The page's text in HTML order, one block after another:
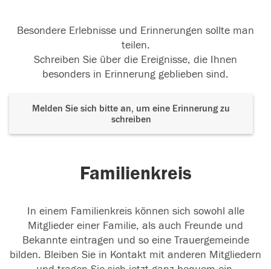
Besondere Erlebnisse und Erinnerungen sollte man
teilen.
Schreiben Sie über die Ereignisse, die Ihnen
besonders in Erinnerung geblieben sind.
Melden Sie sich bitte an, um eine Erinnerung zu
schreiben
Familienkreis
In einem Familienkreis können sich sowohl alle
Mitglieder einer Familie, als auch Freunde und
Bekannte eintragen und so eine Trauergemeinde
bilden. Bleiben Sie in Kontakt mit anderen Mitgliedern